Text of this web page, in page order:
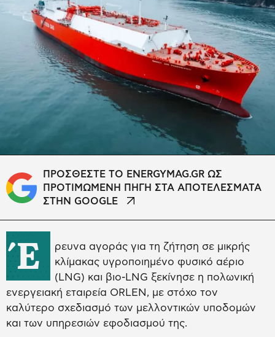
ΠΡΟΣΘΕΣΤΕ ΤΟ ENERGYMAG.GR ΩΣ
ΠΡΟΤΙΜΩΜΕΝΗ ΠΗΓΗ ΣΤΑ ΑΠΟΤΕΛΕΣΜΑΤΑ
ΣΤΗΝ GOOGLE
Έ
ρευνα αγοράς για τη ζήτηση σε μικρής
κλίμακας υγροποιημένο φυσικό αέριο
(LNG) και βιο-LNG ξεκίνησε η πολωνική
ενεργειακή εταιρεία ORLEN, με στόχο τον
καλύτερο σχεδιασμό των μελλοντικών υποδομών
και των υπηρεσιών εφοδιασμού της.